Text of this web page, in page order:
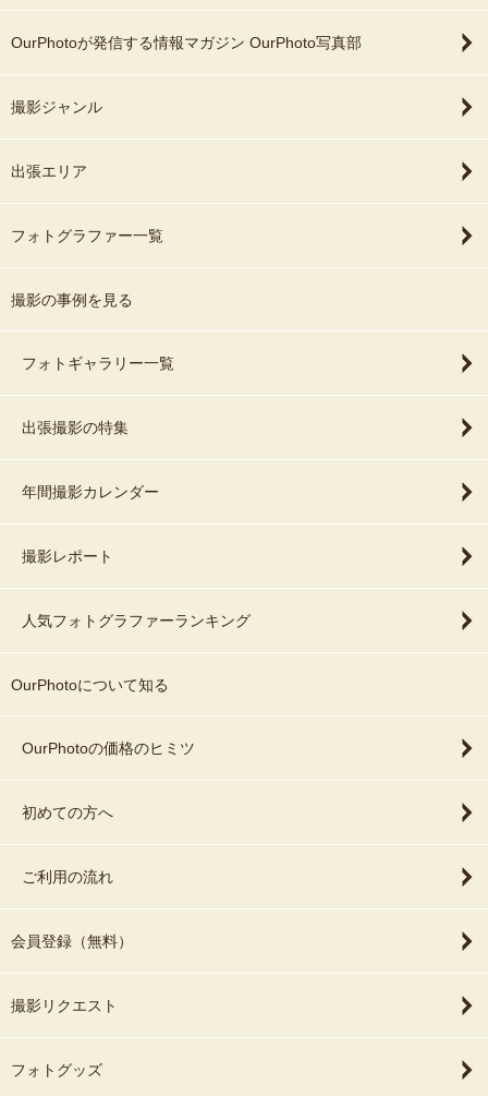
OurPhotoが発信する情報マガジン OurPhoto写真部
撮影ジャンル
出張エリア
フォトグラファー一覧
撮影の事例を見る
フォトギャラリー一覧
出張撮影の特集
年間撮影カレンダー
撮影レポート
人気フォトグラファーランキング
OurPhotoについて知る
OurPhotoの価格のヒミツ
初めての方へ
ご利用の流れ
会員登録（無料）
撮影リクエスト
フォトグッズ